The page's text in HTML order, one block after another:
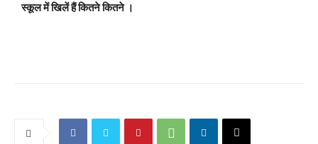
स्कूल में खिलें हैं कितने कितने ।